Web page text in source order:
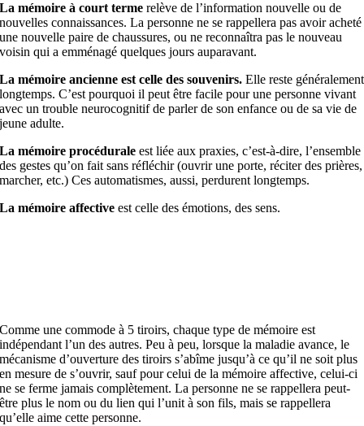
La mémoire à court termerelève de l’information nouvelle ou de
nouvelles connaissances. La personne ne se rappellera pas avoir acheté
une nouvelle paire de chaussures, ou ne reconnaîtra pas le nouveau
voisin qui a emménagé quelques jours auparavant.
La mémoire ancienne est celle des souvenirs. Elle reste généralement
longtemps. C’est pourquoi il peut être facile pour une personne vivant
avec un trouble neurocognitif de parler de son enfance ou de sa vie de
jeune adulte.
La mémoire procédurale est liée aux praxies, c’est-à-dire, l’ensemble
des gestes qu’on fait sans réfléchir (ouvrir une porte, réciter des prières,
marcher, etc.) Ces automatismes, aussi, perdurent longtemps.
La mémoire affective est celle des émotions, des sens.
Comme une commode à 5 tiroirs, chaque type de mémoire est
indépendant l’un des autres. Peu à peu, lorsque la maladie avance, le
mécanisme d’ouverture des tiroirs s’abîme jusqu’à ce qu’il ne soit plus
en mesure de s’ouvrir, sauf pour celui de la mémoire affective, celui-ci
ne se ferme jamais complètement. La personne ne se rappellera peut-
être plus le nom ou du lien qui l’unit à son fils, mais se rappellera
qu’elle aime cette personne.